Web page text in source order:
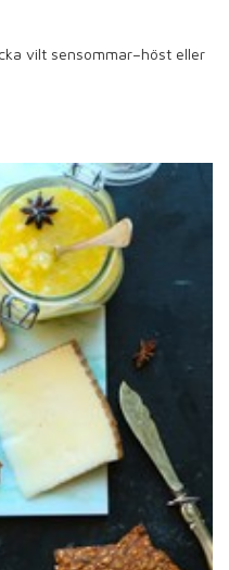
vilt sensommar–höst eller